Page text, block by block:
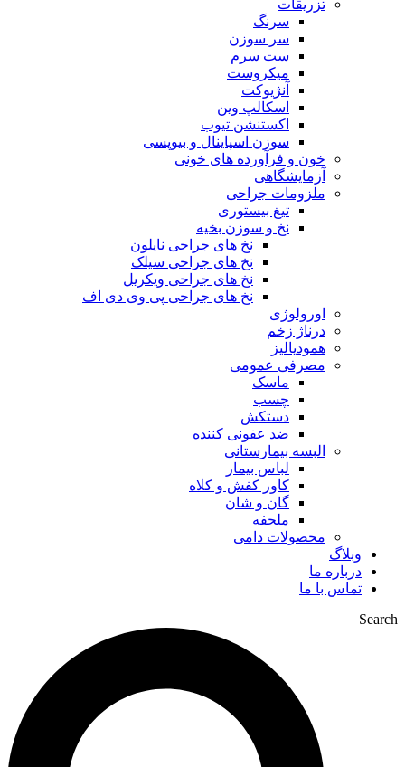
تزریقات
سرنگ
سر سوزن
ست سرم
میکروست
آنژیوکت
اسکالپ وین
اکستنشن تیوب
سوزن اسپاینال و بیوپسی
خون و فرآورده های خونی
آزمایشگاهی
ملزومات جراحی
تیغ بیستوری
نخ و سوزن بخیه
نخ های جراحی نایلون
نخ های جراحی سیلک
نخ های جراحی ویکریل
نخ های جراحی پی وی دی اف
اورولوژی
درناژ زخم
همودیالیز
مصرفی عمومی
ماسک
چسب
دستکش
ضد عفونی کننده
البسه بیمارستانی
لباس بیمار
کاور کفش و کلاه
گان و شان
ملحفه
محصولات دامی
وبلاگ
درباره ما
تماس با ما
Search